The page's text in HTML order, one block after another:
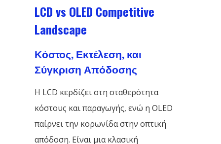
LCD vs OLED Competitive
Landscape
Κόστος, Εκτέλεση, και
Σύγκριση Απόδοσης
Η LCD κερδίζει στη σταθερότητα
κόστους και παραγωγής, ενώ η OLED
παίρνει την κορωνίδα στην οπτική
απόδοση. Είναι μια κλασική